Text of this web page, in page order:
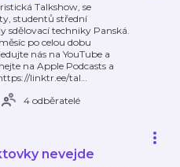
Talkshow, se
studentů střední
sdělovací techniky Panská.
po celou dobu
nás na YouTube a
na Apple Podcasts a
linktr.ee/tal…
4 odběratelé
nevejde